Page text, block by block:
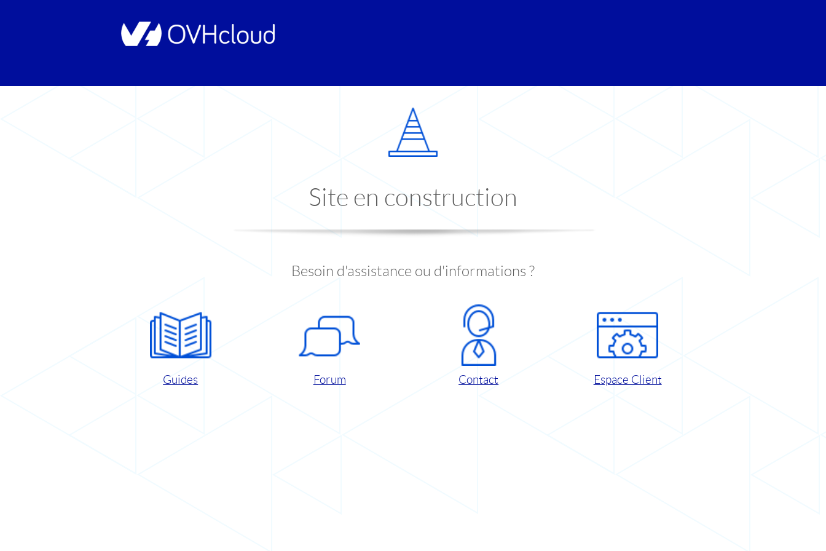
Site en construction
Besoin d'assistance ou d'informations ?
Guides Forum Contact Espace Client